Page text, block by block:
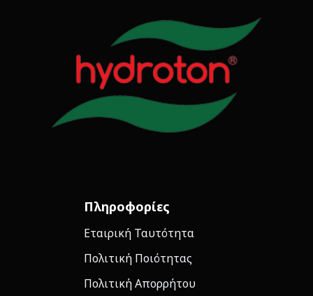
Πληροφορίες
Εταιρική Ταυτότητα
Πολιτική Ποιότητας
Πολιτική Απορρήτου